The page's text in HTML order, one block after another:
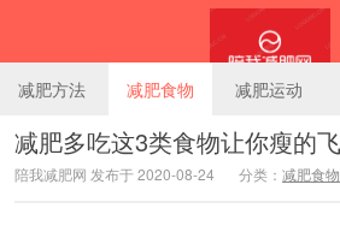
陪我减肥网
减肥方法 减肥食物 减肥运动
减肥多吃这3类食物让你瘦的
陪我减肥网 发布于 2020-08-24 分类： 减肥食物